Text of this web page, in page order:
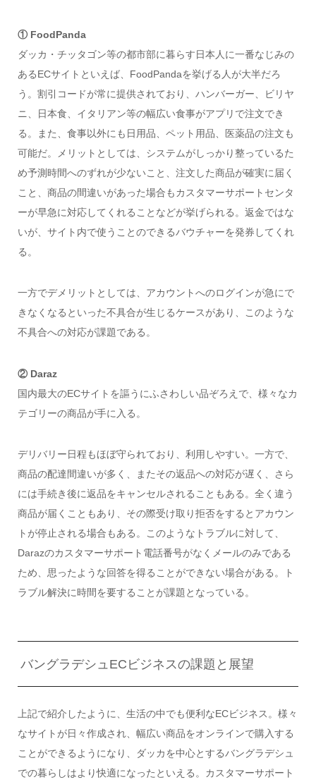
① FoodPanda
ダッカ・チッタゴン等の都市部に暮らす日本人に一番なじみの
あるECサイトといえば、FoodPandaを挙げる人が大半だろ
う。割引コードが常に提供されており、ハンバーガー、ビリヤ
ニ、日本食、イタリアン等の幅広い食事がアプリで注文でき
る。また、食事以外にも日用品、ペット用品、医薬品の注文も
可能だ。メリットとしては、システムがしっかり整っているた
め予測時間へのずれが少ないこと、注文した商品が確実に届く
こと、商品の間違いがあった場合もカスタマーサポートセンタ
ーが早急に対応してくれることなどが挙げられる。返金ではな
いが、サイト内で使うことのできるバウチャーを発券してくれ
る。
一方でデメリットとしては、アカウントへのログインが急にで
きなくなるといった不具合が生じるケースがあり、このような
不具合への対応が課題である。
② Daraz
国内最大のECサイトを謳うにふさわしい品ぞろえで、様々なカ
テゴリーの商品が手に入る。
デリバリー日程もほぼ守られており、利用しやすい。一方で、
商品の配達間違いが多く、またその返品への対応が遅く、さら
には手続き後に返品をキャンセルされることもある。全く違う
商品が届くこともあり、その際受け取り拒否をするとアカウン
トが停止される場合もある。このようなトラブルに対して、
Darazのカスタマーサポート電話番号がなくメールのみである
ため、思ったような回答を得ることができない場合がある。ト
ラブル解決に時間を要することが課題となっている。
バングラデシュECビジネスの課題と展望
上記で紹介したように、生活の中でも便利なECビジネス。様々
なサイトが日々作成され、幅広い商品をオンラインで購入する
ことができるようになり、ダッカを中心とするバングラデシュ
での暮らしはより快適になったといえる。カスタマーサポート